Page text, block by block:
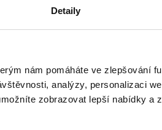
Detaily
nám pomáháte ve zlepšování
analýzy, personalizaci
zobrazovat lepší nabídky a
|